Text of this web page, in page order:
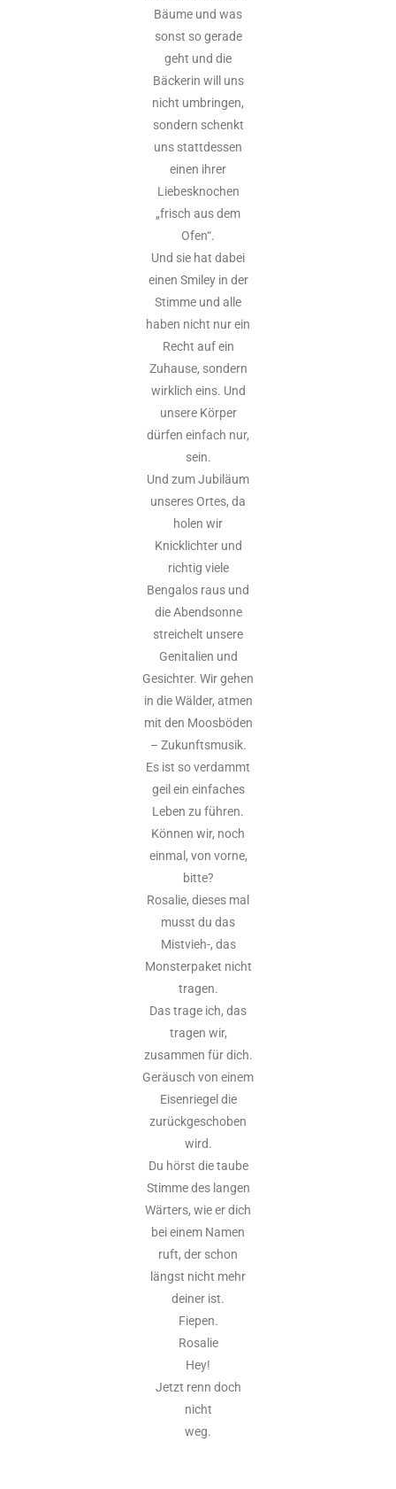
Bäume und was
sonst so gerade
geht und die
Bäckerin will uns
nicht umbringen,
sondern schenkt
uns stattdessen
einen ihrer
Liebesknochen
„frisch aus dem
Ofen“.
Und sie hat dabei
einen Smiley in der
Stimme und alle
haben nicht nur ein
Recht auf ein
Zuhause, sondern
wirklich eins. Und
unsere Körper
dürfen einfach nur,
sein.
Und zum Jubiläum
unseres Ortes, da
holen wir
Knicklichter und
richtig viele
Bengalos raus und
die Abendsonne
streichelt unsere
Genitalien und
Gesichter. Wir gehen
in die Wälder, atmen
mit den Moosböden
– Zukunftsmusik.
Es ist so verdammt
geil ein einfaches
Leben zu führen.
Können wir, noch
einmal, von vorne,
bitte?
Rosalie, dieses mal
musst du das
Mistvieh-, das
Monsterpaket nicht
tragen.
Das trage ich, das
tragen wir,
zusammen für dich.
Geräusch von einem
Eisenriegel die
zurückgeschoben
wird.
Du hörst die taube
Stimme des langen
Wärters, wie er dich
bei einem Namen
ruft, der schon
längst nicht mehr
deiner ist.
Fiepen.
Rosalie
Hey!
Jetzt renn doch
nicht
weg.